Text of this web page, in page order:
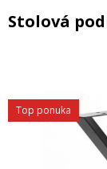
Stolová
Top ponuka